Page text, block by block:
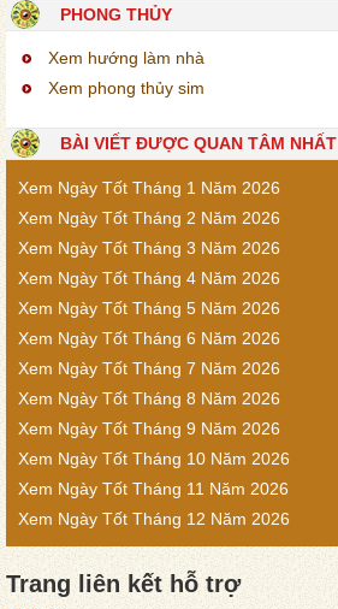
PHONG THỦY
Xem hướng làm nhà
Xem phong thủy sim
BÀI VIẾT ĐƯỢC QUAN TÂM NHẤT
Xem Ngày Tốt Tháng 1 Năm 2026
Xem Ngày Tốt Tháng 2 Năm 2026
Xem Ngày Tốt Tháng 3 Năm 2026
Xem Ngày Tốt Tháng 4 Năm 2026
Xem Ngày Tốt Tháng 5 Năm 2026
Xem Ngày Tốt Tháng 6 Năm 2026
Xem Ngày Tốt Tháng 7 Năm 2026
Xem Ngày Tốt Tháng 8 Năm 2026
Xem Ngày Tốt Tháng 9 Năm 2026
Xem Ngày Tốt Tháng 10 Năm 2026
Xem Ngày Tốt Tháng 11 Năm 2026
Xem Ngày Tốt Tháng 12 Năm 2026
Trang liên kết hỗ trợ